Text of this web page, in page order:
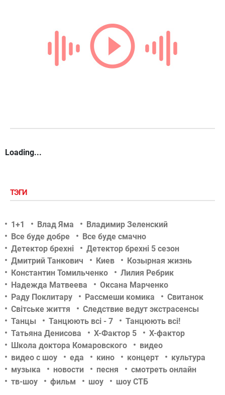
Loading...
ТЭГИ
1+1 Влад Яма
Владимир Зеленский
Все буде добре
Все буде смачно
Детектор брехні
Детектор брехні 5 сезон
Дмитрий Танкович
Киев
Козырная жизнь
Константин Томильченко
Лилия Ребрик
Надежда Матвеева
Оксана Марченко
Раду Поклитару
Рассмеши комика
Свитанок
Світське життя
Следствие ведут экстрасенсы
Танцы
Танцюють всі - 7
Танцюють всі!
Татьяна Денисова
Х-Фактор 5
Х-фактор
Школа доктора Комаровского
видео
видео с шоу
еда кино концерт
культура
музыка
новости песня
смотреть онлайн
тв-шоу
фильм шоу шоу СТБ